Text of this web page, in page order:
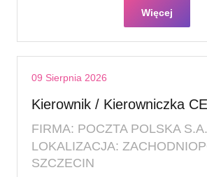
Więcej
09 Sierpnia 2026
Kierownik / Kierowniczka
FIRMA: POCZTA POLSKA S.A.
LOKALIZACJA:
SZCZECIN